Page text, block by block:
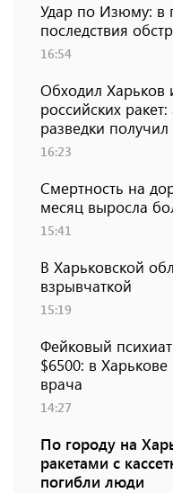
Удар по Изюму: в
последствия
16:54
Обходил Харьков
российских
разведки получил
16:23
Смертность на
месяц выросла
15:41
В Харьковской
взрывчаткой
15:19
Фейковый
$6500: в
врача
14:27
По городу на
ракетами с
погибли люди